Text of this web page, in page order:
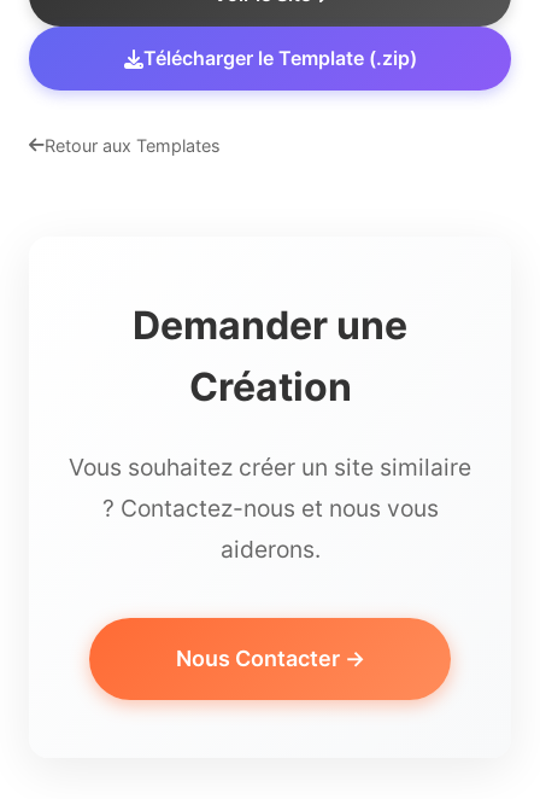
Télécharger le Template (.zip)
Retour aux Templates
Demander une
Création
Vous souhaitez créer un site similaire
? Contactez-nous et nous vous
aiderons.
Nous Contacter →